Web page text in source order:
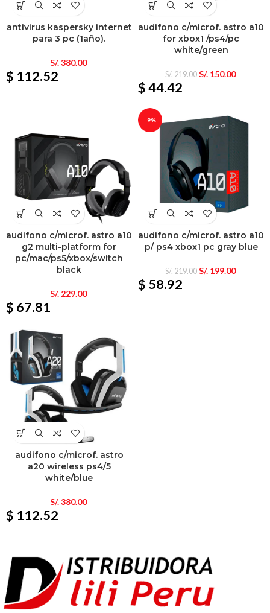
antivirus kaspersky internet
para 3 pc (1año).
S/.380.00
$ 112.52
audifono c/microf. astro a10
for xbox1 /ps4/pc
white/green
S/.219.00 S/.150.00
$ 44.42
audifono c/microf. astro a10
g2 multi-platform for
pc/mac/ps5/xbox/switch
black
S/.229.00
$ 67.81
-9%
audifono c/microf. astro a10
p/ ps4 xbox1 pc gray blue
S/.219.00 S/.199.00
$ 58.92
audifono c/microf. astro
a20 wireless ps4/5
white/blue
S/.380.00
$ 112.52